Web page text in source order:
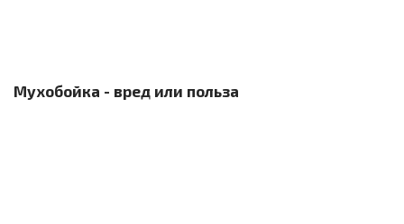
Мухобойка - вред или польза